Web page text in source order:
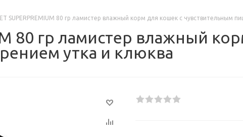
SUPERPREMIUM 80 гр ламистер влажный корм для кошек с чувствительным
80 гр ламистер влажный
утка и клюква